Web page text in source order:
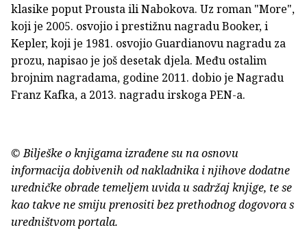
klasike poput Prousta ili Nabokova. Uz roman "More",
koji je 2005. osvojio i prestižnu nagradu Booker, i
Kepler, koji je 1981. osvojio Guardianovu nagradu za
prozu, napisao je još desetak djela. Među ostalim
brojnim nagradama, godine 2011. dobio je Nagradu
Franz Kafka, a 2013. nagradu irskoga PEN-a.
© Bilješke o knjigama izrađene su na osnovu
informacija dobivenih od nakladnika i njihove dodatne
uredničke obrade temeljem uvida u sadržaj knjige, te se
kao takve ne smiju prenositi bez prethodnog dogovora s
uredništvom portala.